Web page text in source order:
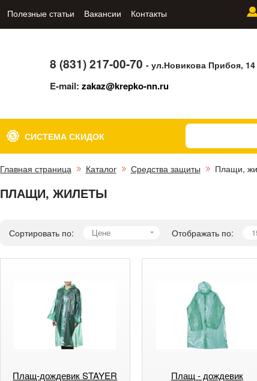
Полезные статьи Вакансии Контакты
8 (831) 217-00-70- ул.Новикова Прибоя, 14
E-mail:zakaz@krepko-nn.ru
СИСТЕМА СКИДОК
Главная страница Каталог Средства защиты Плащи,
ПЛАЩИ, ЖИЛЕТЫ
Сортировать по: Цене Отображать по:
Плащ-дождевик STAYER
Плащ - дождевик